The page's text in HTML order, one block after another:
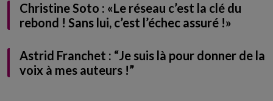
Christine Soto : «Le réseau c’est la clé du
rebond ! Sans lui, c’est l’échec assuré !»
Astrid Franchet : “Je suis là pour donner de la
voix à mes auteurs !”